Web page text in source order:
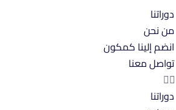
دوراتنا
من نحن
انضم إلينا كمكون
تواصل معنا
دوراتنا